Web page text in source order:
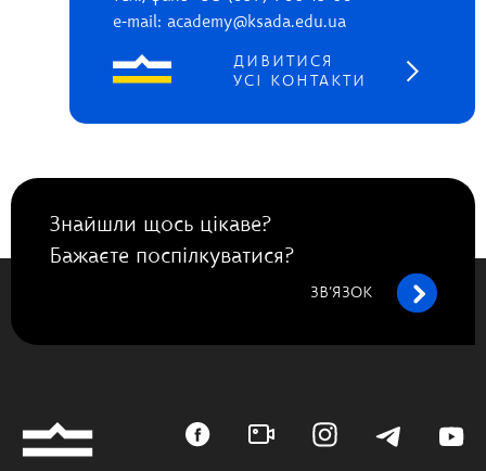
e-mail: academy@ksada.edu.ua
ДИВИТИСЯ
УСІ КОНТАКТИ
Знайшли щось цікаве?
Бажаєте поспілкуватися?
ЗВ’ЯЗОК